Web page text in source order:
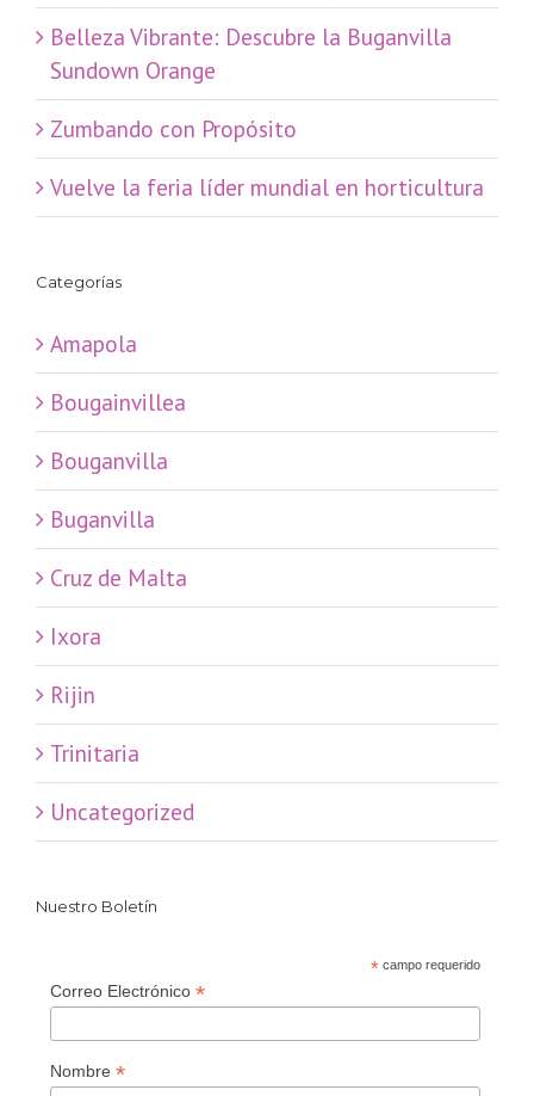
Belleza Vibrante: Descubre la Buganvilla
Sundown Orange
Zumbando con Propósito
Vuelve la feria líder mundial en horticultura
Categorías
Amapola
Bougainvillea
Bouganvilla
Buganvilla
Cruz de Malta
Ixora
Rijin
Trinitaria
Uncategorized
Nuestro Boletín
*campo requerido
Correo Electrónico *
Nombre *